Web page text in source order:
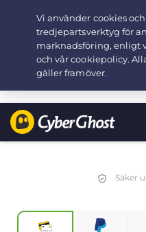
Your choice:The Best Deal
/
Säker